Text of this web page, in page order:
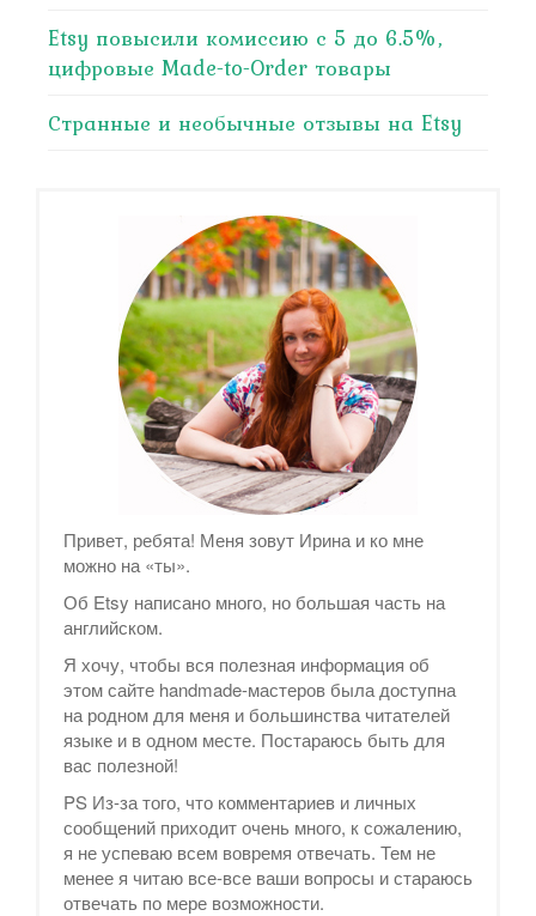
Etsy повысили комиссию с 5 до 6.5%,
цифровые Made-to-Order товары
Странные и необычные отзывы на Etsy
Привет, ребята! Меня зовут Ирина и ко мне
можно на «ты».
Об Etsy написано много, но большая часть на
английском.
Я хочу, чтобы вся полезная информация об
этом сайте handmade-мастеров была доступна
на родном для меня и большинства читателей
языке и в одном месте. Постараюсь быть для
вас полезной!
PS Из-за того, что комментариев и личных
сообщений приходит очень много, к сожалению,
я не успеваю всем вовремя отвечать. Тем не
менее я читаю все-все ваши вопросы и стараюсь
отвечать по мере возможности.